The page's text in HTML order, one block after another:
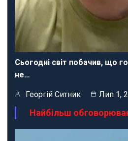
Сьогодні світ побачив, що
не…
Георгій Ситник Лип 1,
Найбільш